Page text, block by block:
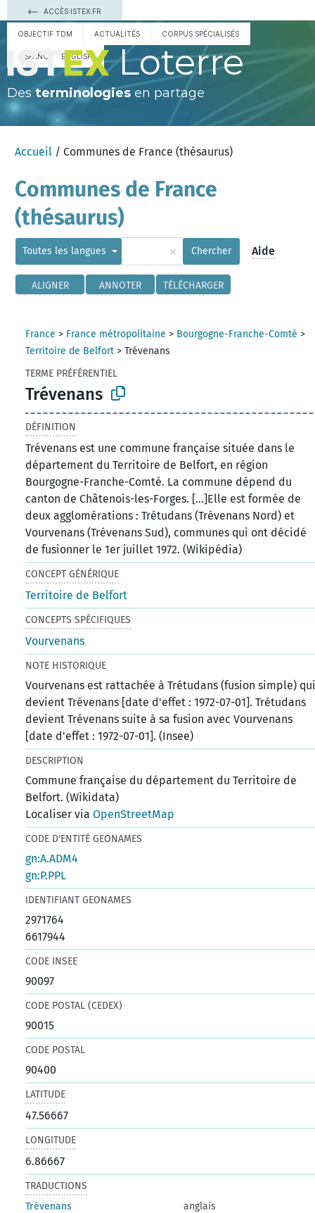
ACCÈS ISTEX.FR
OBJECTIF TDM ACTUALITÉS CORPUS SPÉCIALISÉS
ESPAÑOL ENGLISH Loterre
Des terminologies en partage
Accueil / Communes de France (thésaurus)
Communes de France
(thésaurus)
Toutes les langues × Chercher Aide
ALIGNER ANNOTER TÉLÉCHARGER
France > France métropolitaine > Bourgogne-Franche-Comté >
Territoire de Belfort >Trévenans
TERME PRÉFÉRENTIEL
Trévenans
DÉFINITION
Trévenans est une commune française située dans le
département du Territoire de Belfort, en région
Bourgogne-Franche-Comté. La commune dépend du
canton de Châtenois-les-Forges. [...]Elle est formée de
deux agglomérations : Trétudans (Trévenans Nord) et
Vourvenans (Trévenans Sud), communes qui ont décidé
de fusionner le 1er juillet 1972. (Wikipédia)
CONCEPT GÉNÉRIQUE
Territoire de Belfort
CONCEPTS SPÉCIFIQUES
Vourvenans
NOTE HISTORIQUE
Vourvenans est rattachée à Trétudans (fusion simple)
devient Trévenans [date d'effet : 1972-07-01]. Trétudans
devient Trévenans suite à sa fusion avec Vourvenans
[date d'effet : 1972-07-01]. (Insee)
DESCRIPTION
Commune française du département du Territoire de
Belfort. (Wikidata)
Localiser viaOpenStreetMap
CODE D'ENTITÉ GEONAMES
gn:A.ADM4
gn:P.PPL
IDENTIFIANT GEONAMES
2971764
6617944
CODE INSEE
90097
CODE POSTAL (CEDEX)
90015
CODE POSTAL
90400
LATITUDE
47.56667
LONGITUDE
6.86667
TRADUCTIONS
Trévenans
anglais